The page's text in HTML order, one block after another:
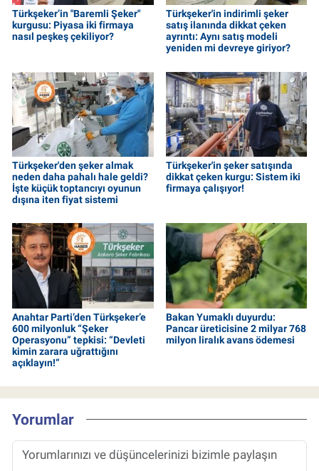
Türkşeker’in "Baremli Şeker"
kurgusu: Piyasa iki firmaya
nasıl peşkeş çekiliyor?
Türkşeker'in indirimli şeker
satış ilanında dikkat çeken
ayrıntı: Aynı satış modeli
yeniden mi devreye giriyor?
Türkşeker'den şeker almak
neden daha pahalı hale geldi?
İşte küçük toptancıyı oyunun
dışına iten fiyat sistemi
Türkşeker'in şeker satışında
dikkat çeken kurgu: Sistem iki
firmaya çalışıyor!
Anahtar Parti’den Türkşeker’e
600 milyonluk “Şeker
Operasyonu” tepkisi: “Devleti
kimin zarara uğrattığını
açıklayın!”
Bakan Yumaklı duyurdu:
Pancar üreticisine 2 milyar 768
milyon liralık avans ödemesi
Yorumlar